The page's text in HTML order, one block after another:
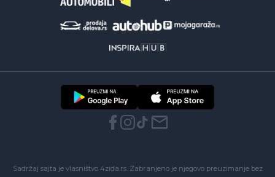
Sadržaj sajta je vlasništvo 4zida.rs. Zabranjeno je njegovo preuzimanje bez